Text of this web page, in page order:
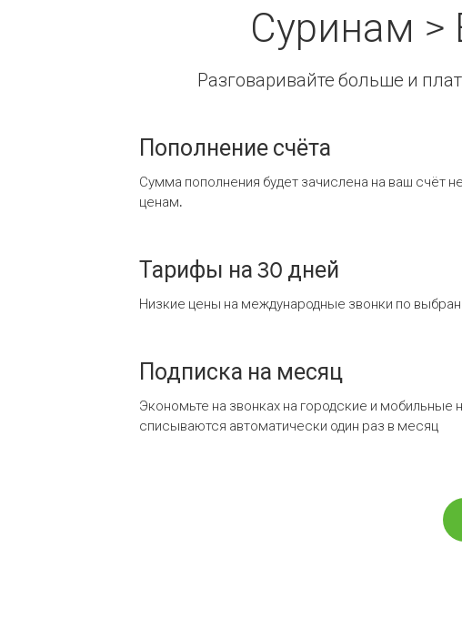
Суринам >
Разговаривайте больше и
Пополнение счёта
Сумма пополнения будет зачислена на ваш счёт
ценам.
Тарифы на 30 дней
Низкие цены на международные звонки по
Подписка на месяц
Экономьте на звонках на городские и
списываются автоматически один раз в месяц